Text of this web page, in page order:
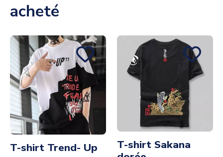
acheté
T-shirt Trend- Up
T-shirt Sakana